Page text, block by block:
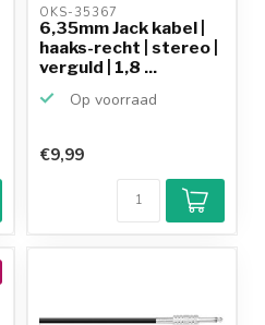
OKS-35367
6,35mm Jack kabel |
haaks-recht | stereo |
verguld | 1,8 ...
Op voorraad
€9,99